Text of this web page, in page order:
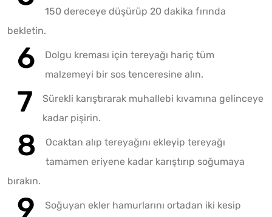
150 dereceye düşürüp 20 dakika fırında
bekletin.
Dolgu kreması için tereyağı hariç tüm
malzemeyi bir sos tenceresine alın.
Sürekli karıştırarak muhallebi kıvamına gelinceye
kadar pişirin.
Ocaktan alıp tereyağını ekleyip tereyağı
tamamen eriyene kadar karıştırıp soğumaya
bırakın.
Soğuyan ekler hamurlarını ortadan iki kesip